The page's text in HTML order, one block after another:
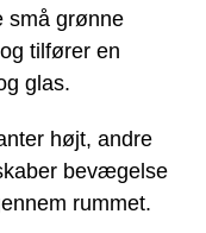
små grønne
tilfører en
glas.
højt, andre
bevægelse
rummet.